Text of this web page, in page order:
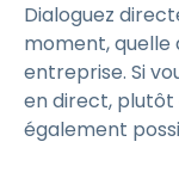
Dialoguez
moment, quelle
entreprise. Si
en direct, plutôt
également